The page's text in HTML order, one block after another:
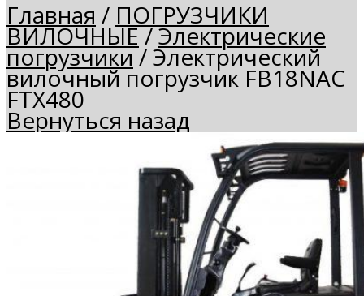
Главная / ПОГРУЗЧИКИ
ВИЛОЧНЫЕ/Электрические
погрузчики/Электрический
вилочный погрузчик FB18NAC
FTX480
Вернуться назад